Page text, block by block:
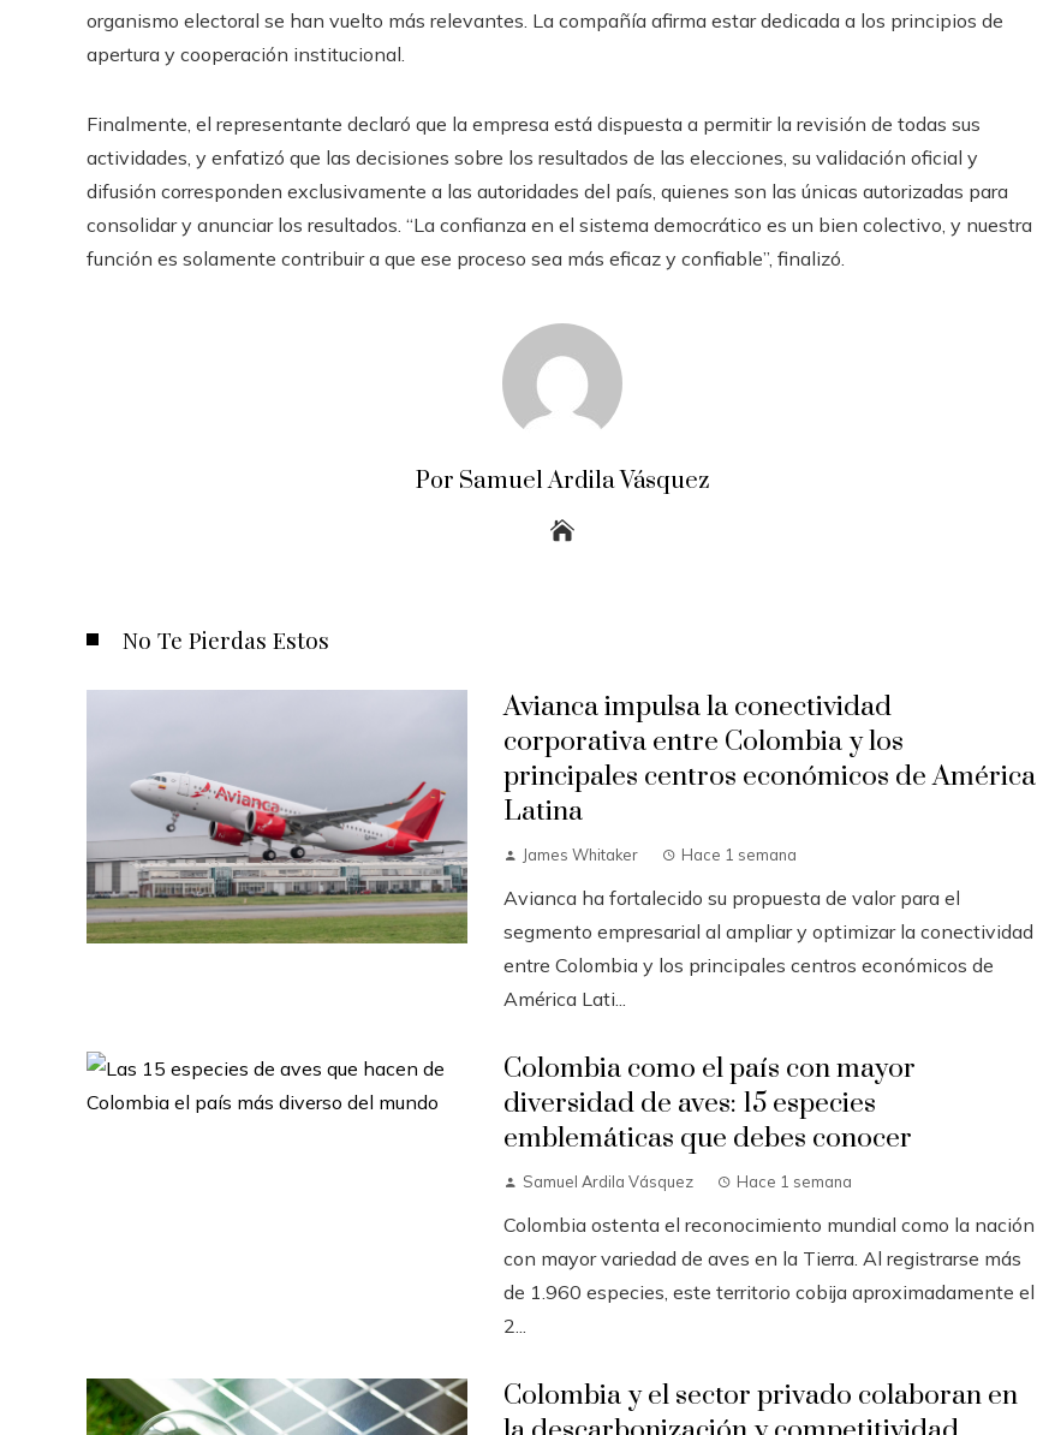
organismo electoral se han vuelto más relevantes. La compañía afirma estar dedicada a los principios de
apertura y cooperación institucional.
Finalmente, el representante declaró que la empresa está dispuesta a permitir la revisión de todas sus
actividades, y enfatizó que las decisiones sobre los resultados de las elecciones, su validación oficial y
difusión corresponden exclusivamente a las autoridades del país, quienes son las únicas autorizadas para
consolidar y anunciar los resultados. “La confianza en el sistema democrático es un bien colectivo, y nuestra
función es solamente contribuir a que ese proceso sea más eficaz y confiable”, finalizó.
Por Samuel Ardila Vásquez
No Te Pierdas Estos
Avianca impulsa la conectividad
corporativa entre Colombia y los
principales centros económicos de América
Latina
James Whitaker Hace 1 semana
Avianca ha fortalecido su propuesta de valor para el
segmento empresarial al ampliar y optimizar la conectividad
entre Colombia y los principales centros económicos de
América Lati...
Colombia como el país con mayor
diversidad de aves: 15 especies
emblemáticas que debes conocer
Samuel Ardila Vásquez Hace 1 semana
Colombia ostenta el reconocimiento mundial como la nación
con mayor variedad de aves en la Tierra. Al registrarse más
de 1.960 especies, este territorio cobija aproximadamente el
2...
Colombia y el sector privado colaboran en